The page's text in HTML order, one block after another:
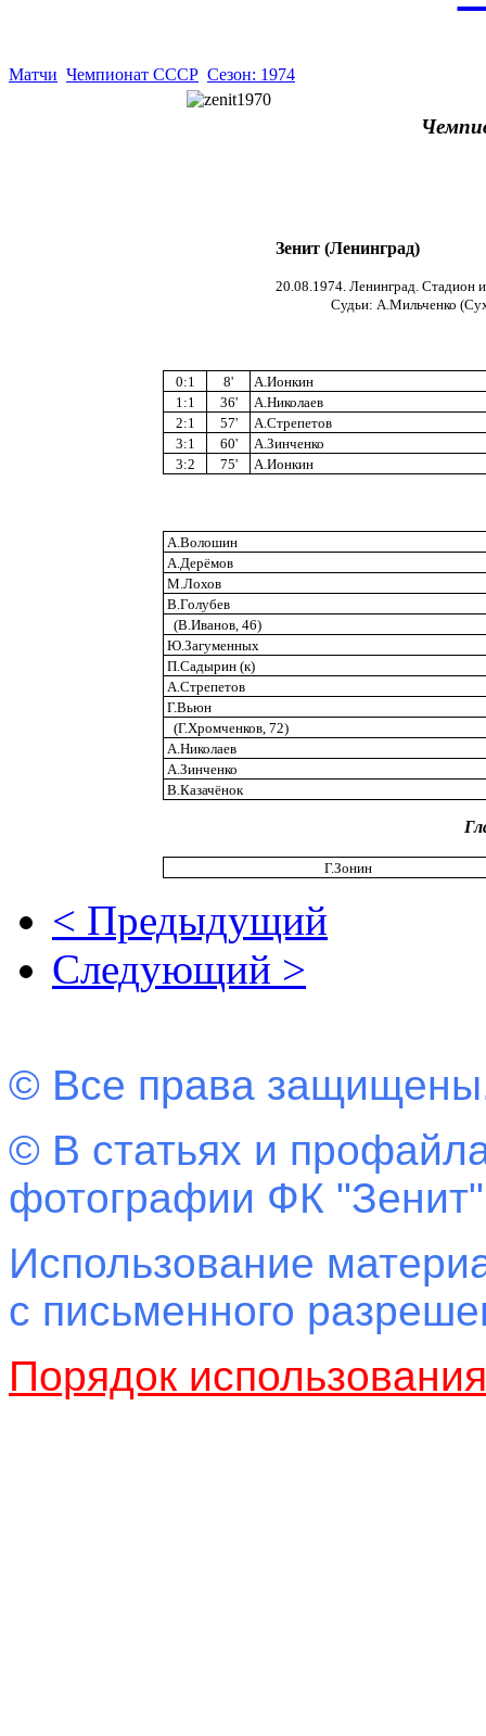
Матчи Чемпионат СССР Сезон: 1974
Зенит (Ленинград)
20.08.1974. Ленинград. Стадион
Cудьи: А.Мильченко
0:1 8'
А.Ионкин
1:1
36'
А.Николаев
2:1
57'
А.Стрепетов
3:1
60'
А.Зинченко
3:2
75' А.Ионкин
А.Волошин
А.Дерёмов
М.Лохов
В.Голубев
(В.Иванов, 46)
Ю.Загуменных
П.Садырин (к)
А.Стрепетов
Г.Вьюн
(Г.Хромченков, 72)
А.Николаев
А.Зинченко
В.Казачёнок
Г.Зонин
< Предыдущий
Следующий >
© Все права
© В статьях и
фотографии ФК
Использование
с письменного
Порядок